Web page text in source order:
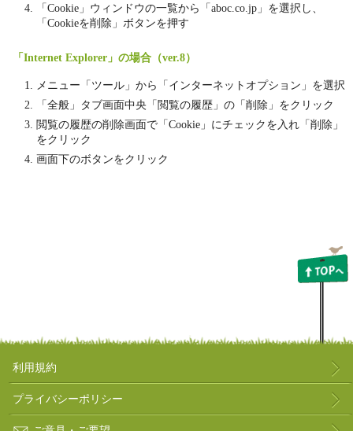
「Cookie」ウィンドウの一覧から「aboc.co.jp」を選択し、
「Cookieを削除」ボタンを押す
「Internet Explorer」の場合（ver.8）
メニュー「ツール」から「インターネットオプション」を選択
「全般」タブ画面中央「閲覧の履歴」の「削除」をクリック
閲覧の履歴の削除画面で「Cookie」にチェックを入れ「削除」
をクリック
画面下のボタンをクリック
利用規約
プライバシーポリシー